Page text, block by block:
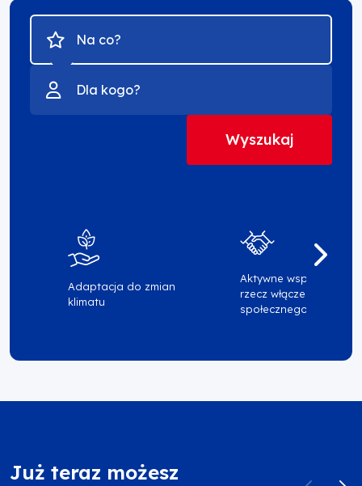
-
filtr
kogo
-
Adaptacja do zmian
klimatu
Aktywne wsparcie na
rzecz włączenia
społecznego
filtry
Już teraz możesz